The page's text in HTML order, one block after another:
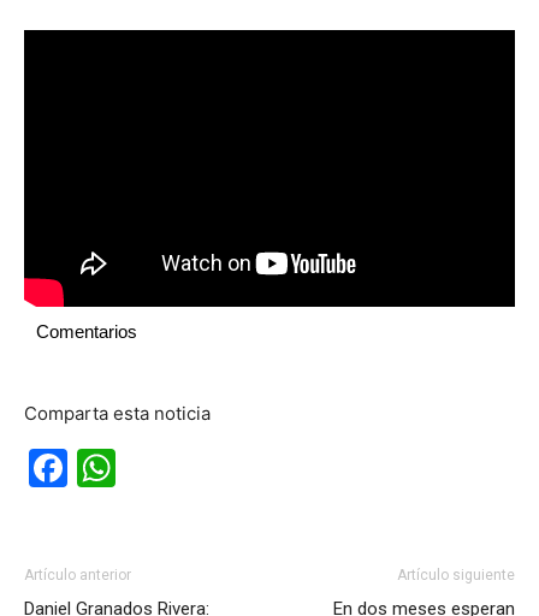
Comentarios
Comparta esta noticia
Facebook
Artículo anterior
Daniel Granados Rivera:
Artículo siguiente
En dos meses esperan